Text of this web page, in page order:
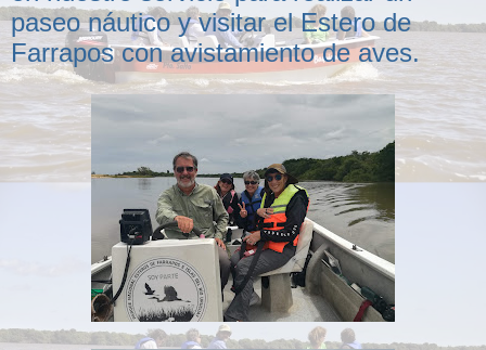
paseo náutico y visitar el Estero de
Farrapos con avistamiento de aves.